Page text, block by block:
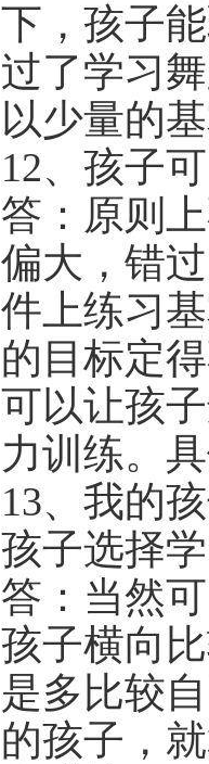
下，孩子
过了学习
以少量的
12、孩子
答：原则
偏大，错
件上练习
的目标定
可以让孩
力训练。
13、我的
孩子选择
答：当然
孩子横向
是多比较
的孩子，